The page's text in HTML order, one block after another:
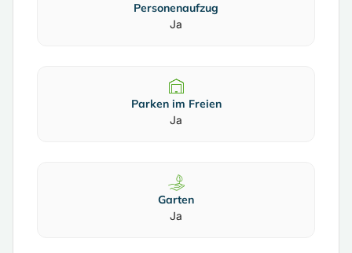
Personenaufzug
Ja
Parken im Freien
Ja
Garten
Ja